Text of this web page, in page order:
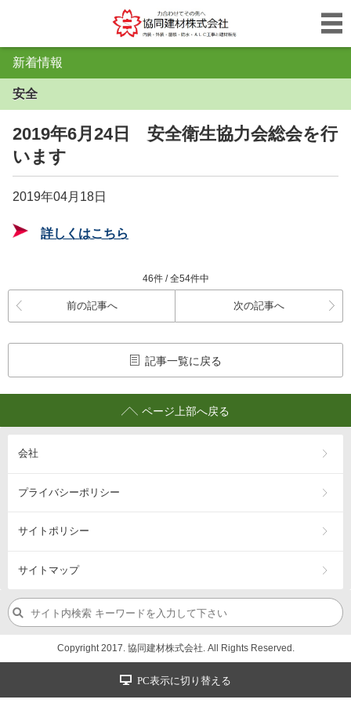
新着情報
安全
2019年6月24日 安全衛生協力会総会を行
います
2019年04月18日
詳しくはこちら
46件 / 全54件中
前の記事へ 次の記事へ
記事一覧に戻る
ページ上部へ戻る
会社
プライバシーポリシー
サイトポリシー
サイトマップ
Copyright 2017. 協同建材株式会社. All Rights Reserved.
PC表示に切り替える